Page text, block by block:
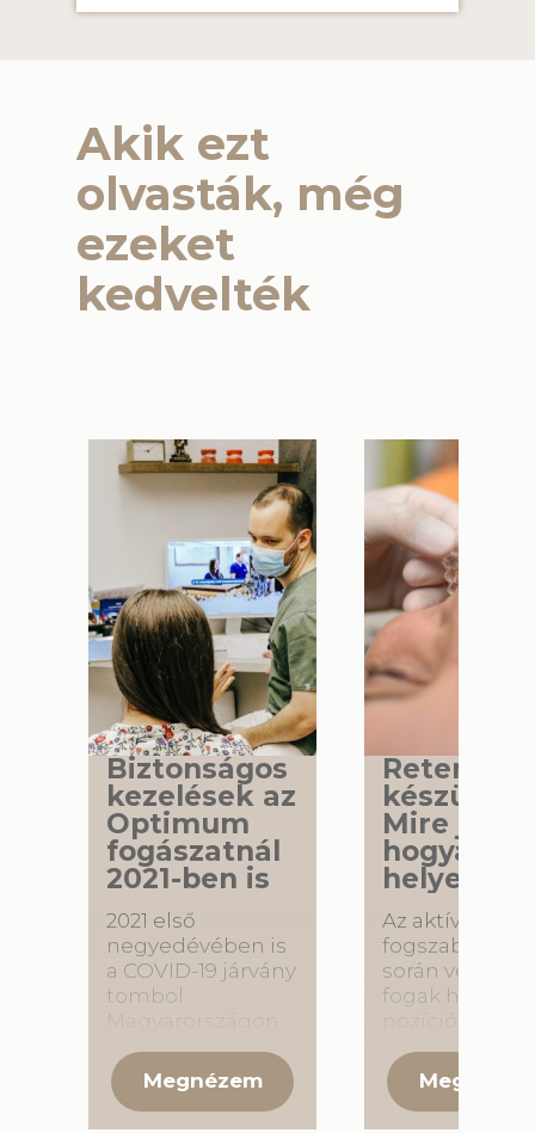
Akik ezt
olvasták, még
ezeket
kedvelték
Biztonságos
kezelések az
Optimum
fogászatnál
2021-ben is
2021 első
negyedévében is
a COVID-19 járvány
tombol
igyekszik tartani a
legfontosabb
Retenciós
készülék
Mire jó és
hogyan
helyesen?
Az aktív
során végzett
fogak helyes
követően
rendkívül